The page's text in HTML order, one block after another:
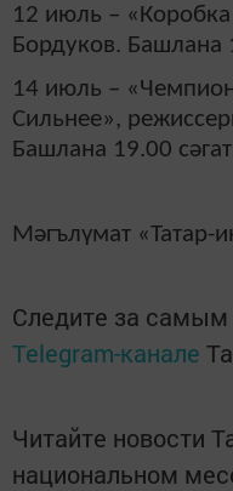
12 июль –
Бордуков. Башлана
14 июль –
Сильнее»,
Башлана 19.00
Мәгълүмат
Следите за
Telegram-канале
Читайте новости
национальном